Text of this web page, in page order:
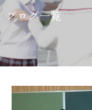
ブログ一覧